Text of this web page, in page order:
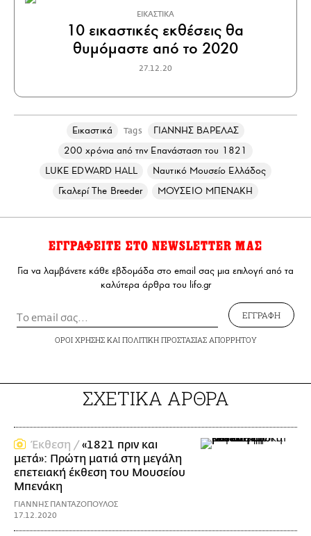
ΕΙΚΑΣΤΙΚΑ
10 εικαστικές εκθέσεις θα
θυμόμαστε από το 2020
27.12.20
Εικαστικά Tags
ΓΙΑΝΝΗΣ ΒΑΡΕΛΑΣ
200 χρόνια από την Επανάσταση του 1821
LUKE EDWARD HALL
Ναυτικό Μουσείο Ελλάδος
Γκαλερί Τhe Breeder
ΜΟΥΣΕΙΟ ΜΠΕΝΑΚΗ
ΕΓΓΡΑΦΕΙΤΕ ΣΤΟ NEWSLETTER ΜΑΣ
Για να λαμβάνετε κάθε εβδομάδα στο email σας μια επιλογή από τα
καλύτερα άρθρα του lifo.gr
ΕΓΓΡΑΦΗ
ΟΡΟΙ ΧΡΗΣΗΣΚΑΙ ΠΟΛΙΤΙΚΗ ΠΡΟΣΤΑΣΙΑΣ ΑΠΟΡΡΗΤΟΥ
ΣΧΕΤΙΚΑ ΑΡΘΡΑ
Έκθεση /«1821 πριν και
μετά»: Πρώτη ματιά στη μεγάλη
επετειακή έκθεση του Μουσείου
Μπενάκη
ΓΙΑΝΝΗΣ ΠΑΝΤΑΖΟΠΟΥΛΟΣ
17.12.2020